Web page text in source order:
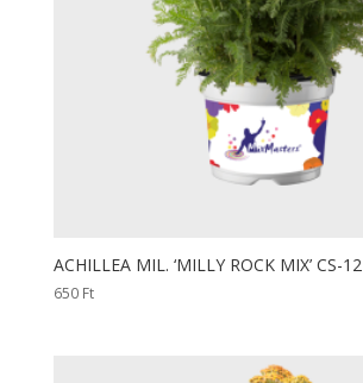
ACHILLEA MIL. ‘MILLY ROCK MIX’ CS-12
650 Ft